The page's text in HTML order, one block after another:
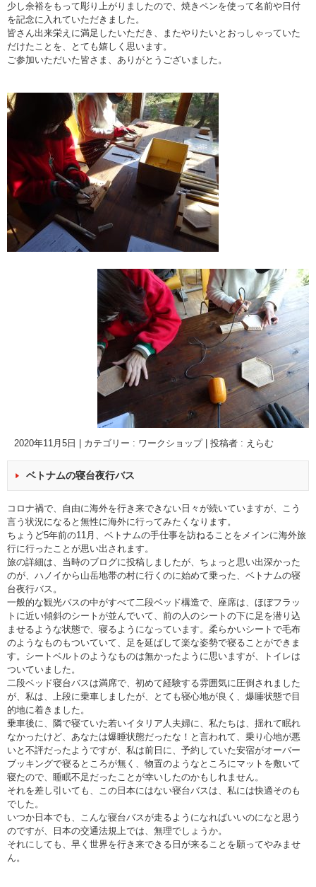
少し余裕をもって彫り上がりましたので、焼きペンを使って名前や日付
を記念に入れていただきました。
皆さん出来栄えに満足したいただき、またやりたいとおっしゃっていた
だけたことを、とても嬉しく思います。
ご参加いただいた皆さま、ありがとうございました。
2020年11月5日 カテゴリー : ワークショップ 投稿者 : えらむ
ベトナムの寝台夜行バス
コロナ禍で、自由に海外を行き来できない日々が続いていますが、こう
言う状況になると無性に海外に行ってみたくなります。
ちょうど5年前の11月、ベトナムの手仕事を訪ねることをメインに海外旅
行に行ったことが思い出されます。
旅の詳細は、当時のブログに投稿しましたが、ちょっと思い出深かった
のが、ハノイから山岳地帯の村に行くのに始めて乗った、ベトナムの寝
台夜行バス。
一般的な観光バスの中がすべて二段ベッド構造で、座席は、ほぼフラッ
トに近い傾斜のシートが並んでいて、前の人のシートの下に足を潜り込
ませるような状態で、寝るようになっています。柔らかいシートで毛布
のようなものもついていて、足を延ばして楽な姿勢で寝ることができま
す。シートベルトのようなものは無かったように思いますが、トイレは
ついていました。
二段ベッド寝台バスは満席で、初めて経験する雰囲気に圧倒されました
が、私は、上段に乗車しましたが、とても寝心地が良く、爆睡状態で目
的地に着きました。
乗車後に、隣で寝ていた若いイタリア人夫婦に、私たちは、揺れて眠れ
なかったけど、あなたは爆睡状態だったな！と言われて、乗り心地が悪
いと不評だったようですが、私は前日に、予約していた安宿がオーバー
ブッキングで寝るところが無く、物置のようなところにマットを敷いて
寝たので、睡眠不足だったことが幸いしたのかもしれません。
それを差し引いても、この日本にはない寝台バスは、私には快適そのも
でした。
いつか日本でも、こんな寝台バスが走るようになればいいのになと思う
のですが、日本の交通法規上では、無理でしょうか。
それにしても、早く世界を行き来できる日が来ることを願ってやみませ
ん。